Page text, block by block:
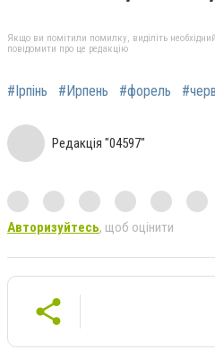
Якщо ви помітили помилку, виділіть
повідомити про це редакцію
#Ірпінь #Ирпень #форель
Редакція "04597"
Авторизуйтесь, щоб оцінити